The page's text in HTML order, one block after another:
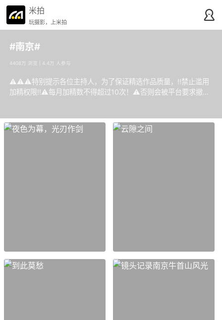
米拍
玩摄影，上米拍
#南京#
4408万 浏览 | 4.4万 人参与
⚠️⚠️⚠️特别提示各位主持人，为了保证精选作品质量，‼️禁止滥用
加精权限‼️⚠️每月加精数不得超过10次！⚠️否则会被平台要求撤